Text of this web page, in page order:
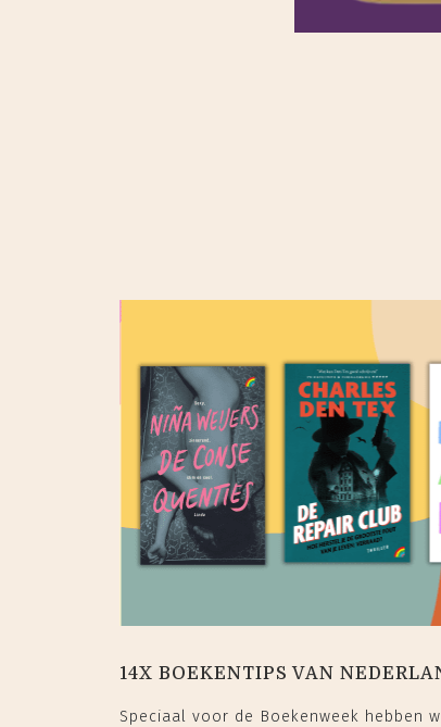
14X BOEKENTIPS VAN
Speciaal voor de Boekenweek hebben